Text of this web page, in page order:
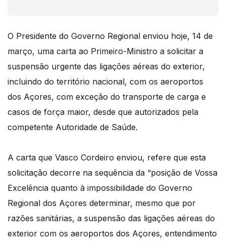
O Presidente do Governo Regional enviou hoje, 14 de
março, uma carta ao Primeiro-Ministro a solicitar a
suspensão urgente das ligações aéreas do exterior,
incluindo do território nacional, com os aeroportos
dos Açores, com exceção do transporte de carga e
casos de força maior, desde que autorizados pela
competente Autoridade de Saúde.
A carta que Vasco Cordeiro enviou, refere que esta
solicitação decorre na sequência da “posição de Vossa
Excelência quanto à impossibilidade do Governo
Regional dos Açores determinar, mesmo que por
razões sanitárias, a suspensão das ligações aéreas do
exterior com os aeroportos dos Açores, entendimento